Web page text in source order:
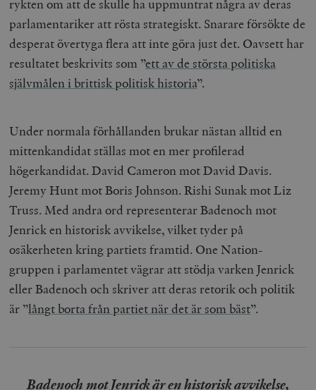
rykten om att de skulle ha uppmuntrat några av deras
parlamentariker att rösta strategiskt. Snarare försökte de
desperat övertyga flera att inte göra just det. Oavsett har
resultatet beskrivits som ”ett av de största politiska
självmålen i brittisk politisk historia”.
Under normala förhållanden brukar nästan alltid en
mittenkandidat ställas mot en mer profilerad
högerkandidat. David Cameron mot David Davis.
Jeremy Hunt mot Boris Johnson. Rishi Sunak mot Liz
Truss. Med andra ord representerar Badenoch mot
Jenrick en historisk avvikelse, vilket tyder på
osäkerheten kring partiets framtid. One Nation-
gruppen i parlamentet vägrar att stödja varken Jenrick
eller Badenoch och skriver att deras retorik och politik
är ”långt borta från partiet när det är som bäst”.
Badenoch mot Jenrick är en historisk avvikelse,